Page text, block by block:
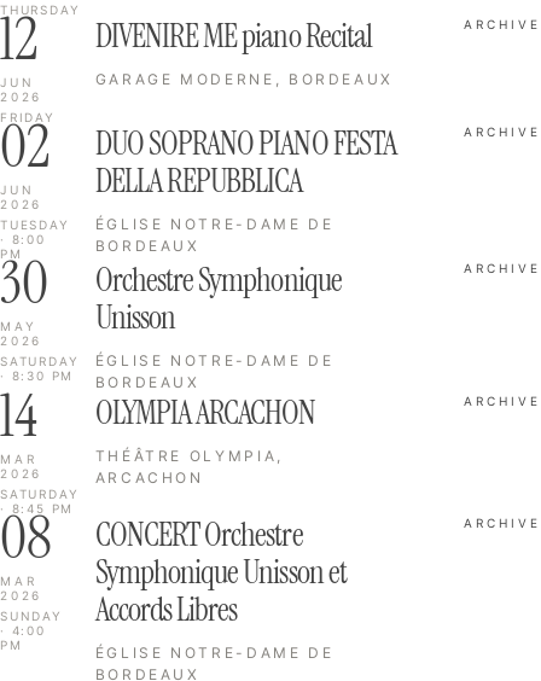
THURSDAY
12
JUN
2026
FRIDAY
DIVENIRE ME piano Recital
GARAGE MODERNE, BORDEAUX
ARCHIVE
02
JUN
2026
TUESDAY
· 8:00
PM
DUO SOPRANO PIANO FESTA
DELLA REPUBBLICA
ÉGLISE NOTRE-DAME DE
BORDEAUX
ARCHIVE
30
MAY
2026
SATURDAY
· 8:30 PM
Orchestre Symphonique
Unisson
ÉGLISE NOTRE-DAME DE
BORDEAUX
ARCHIVE
14
MAR
2026
SATURDAY
· 8:45 PM
OLYMPIA ARCACHON
THÉÂTRE OLYMPIA,
ARCACHON
ARCHIVE
08
MAR
2026
SUNDAY
· 4:00
PM
CONCERT Orchestre
Symphonique Unisson et
Accords Libres
ÉGLISE NOTRE-DAME DE
BORDEAUX
ARCHIVE